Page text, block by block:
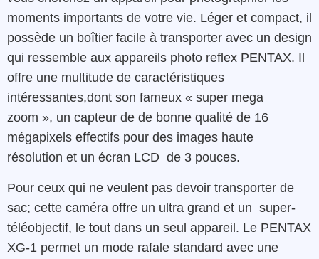
moments importants de votre vie. Léger et compact, il
possède un boîtier facile à transporter avec un design
qui ressemble aux appareils photo reflex PENTAX. Il
offre une multitude de caractéristiques
intéressantes,dont son fameux « super mega
zoom », un capteur de de bonne qualité de 16
mégapixels effectifs pour des images haute
résolution et un écran LCD de 3 pouces.
Pour ceux qui ne veulent pas devoir transporter de
sac; cette caméra offre un ultra grand et un super-
téléobjectif, le tout dans un seul appareil. Le PENTAX
XG-1 permet un mode rafale standard avec une